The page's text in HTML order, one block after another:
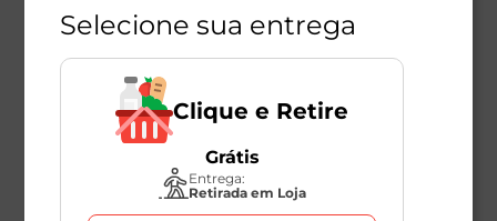
Selecione sua entrega
Clique e Retire
Grátis
Entrega:
Retirada em Loja